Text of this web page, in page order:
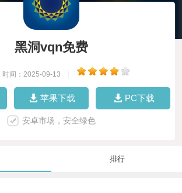
黑洞vqn免费
时间：2025-09-13
苹果下载 PC下载
安卓市场，安全绿色
排行